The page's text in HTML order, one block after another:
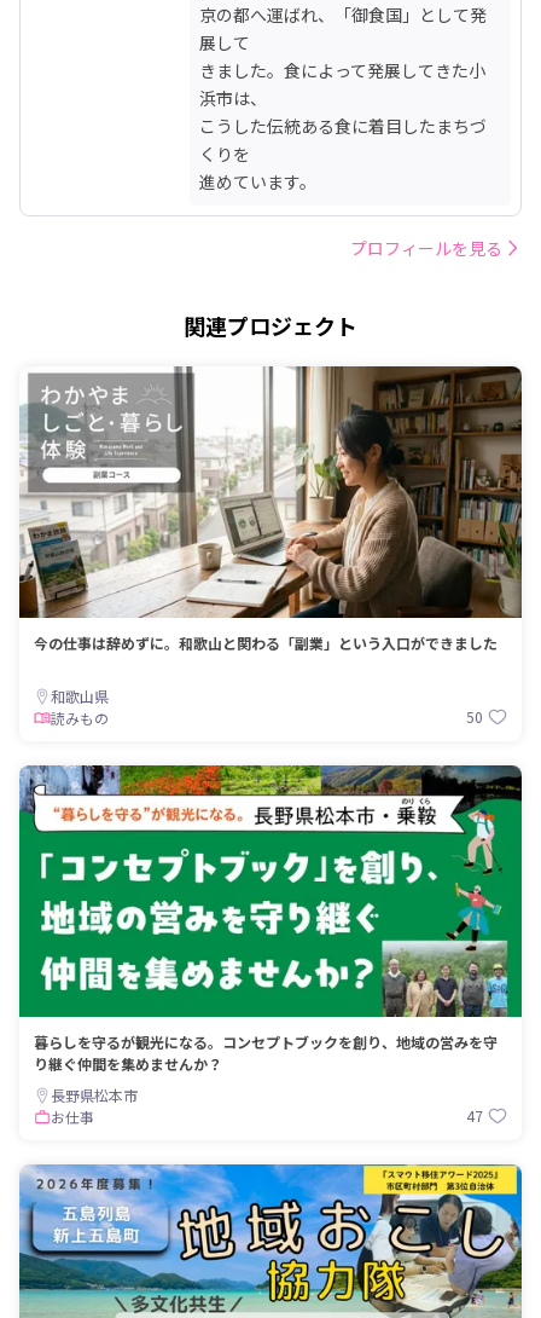
京の都へ運ばれ、「御食国」として発
展して
きました。食によって発展してきた小
浜市は、
こうした伝統ある食に着目したまちづ
くりを
進めています。
プロフィールを見る
関連プロジェクト
今の仕事は辞めずに。和歌山と関わる「副業」という入口ができました
和歌山県
読みもの
50
暮らしを守るが観光になる。コンセプトブックを創り、地域の営みを守
り継ぐ仲間を集めませんか？
長野県松本市
お仕事
47